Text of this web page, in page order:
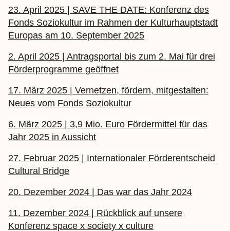
23. April 2025 | SAVE THE DATE: Konferenz des
Fonds Soziokultur im Rahmen der Kulturhauptstadt
Europas am 10. September 2025
2. April 2025 | Antragsportal bis zum 2. Mai für drei
Förderprogramme geöffnet
17. März 2025 | Vernetzen, fördern, mitgestalten:
Neues vom Fonds Soziokultur
6. März 2025 | 3,9 Mio. Euro Fördermittel für das
Jahr 2025 in Aussicht
27. Februar 2025 | Internationaler Förderentscheid
Cultural Bridge
20. Dezember 2024 | Das war das Jahr 2024
11. Dezember 2024 | Rückblick auf unsere
Konferenz space x society x culture